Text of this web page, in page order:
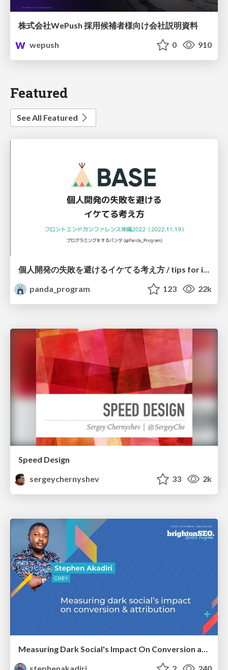
株式会社WePush 採用候補者様向け会社説明資料
wepush
0 910
Featured
See All Featured
個人開発の失敗を避けるイケてる考え方 / tips for indie hackers
panda_program
123 22k
Speed Design
sergeychernyshev
33 2k
Measuring Dark Social's Impact On Conversion and Attribution